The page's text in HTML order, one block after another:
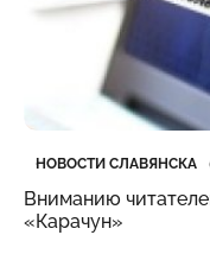
Категория
НОВОСТИ СЛАВЯНСКА
Дата публикации
Вниманию
«Карачун»